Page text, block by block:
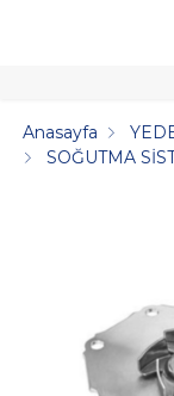
Anasayfa
SOĞUTMA